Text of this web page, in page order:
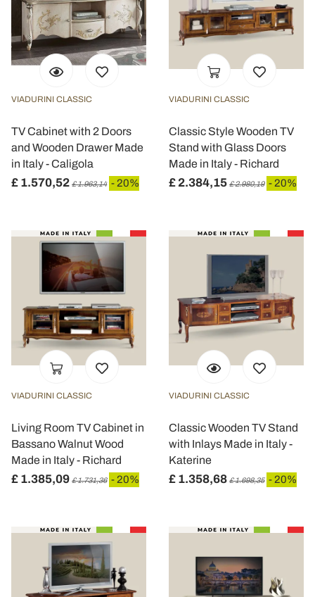
VIADURINI CLASSIC
TV Cabinet with 2 Doors
and Wooden Drawer Made
in Italy - Caligola
£ 1.570,52 £ 1.963,14 - 20%
VIADURINI CLASSIC
Classic Style Wooden TV
Stand with Glass Doors
Made in Italy - Richard
£ 2.384,15 £ 2.980,19 - 20%
VIADURINI CLASSIC
Living Room TV Cabinet in
Bassano Walnut Wood
Made in Italy - Richard
£ 1.385,09 £ 1.731,36 - 20%
VIADURINI CLASSIC
Classic Wooden TV Stand
with Inlays Made in Italy -
Katerine
£ 1.358,68 £ 1.698,35 - 20%